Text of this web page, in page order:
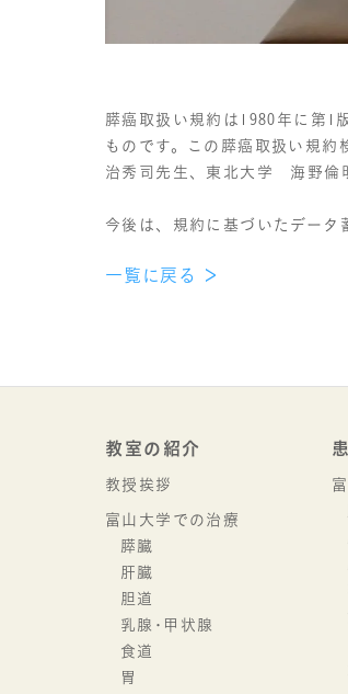
膵癌取扱い規約は1980年に第1
ものです。この膵癌取扱い規
治秀司先生、東北大学 海野倫
今後は、規約に基づいたデー
一覧に戻る
教室の紹介
教授挨拶
富山大学での治療
膵臓
肝臓
胆道
乳腺･甲状腺
食道
胃